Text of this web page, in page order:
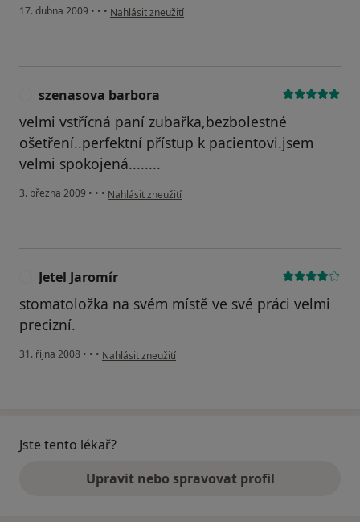
17. dubna 2009 • • • podle názoru uživatele Kirí-Karel
Nahlásit zneužití
szenasova barbora
velmi vstřícná paní zubařka,bezbolestné
ošetření..perfektní přístup k pacientovi.jsem
velmi spokojená........
3. března 2009 • • • podle názoru uživatele szenasova barbora
Nahlásit zneužití
Jetel Jaromír
stomatoložka na svém místě ve své práci velmi
precizní.
31. října 2008 • • • podle názoru uživatele Jetel Jaromír
Nahlásit zneužití
Jste tento lékař?
Upravit nebo spravovat profil